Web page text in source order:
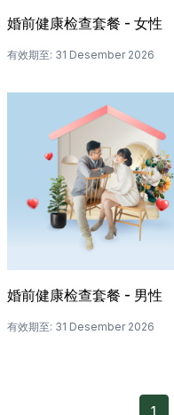
婚前健康检查套餐 - 女性
有效期至: 31 Desember 2026
婚前健康检查套餐 - 男性
有效期至: 31 Desember 2026
1